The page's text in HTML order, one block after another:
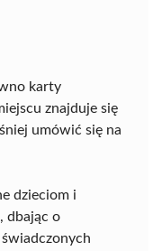
karty
znajduje się
umówić się na
dzieciom i
dbając o